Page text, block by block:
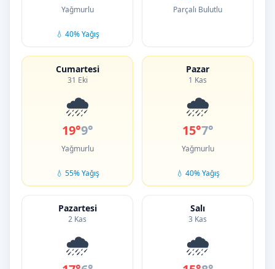
Yağmurlu
💧 40% Yağış
Parçalı Bulutlu
Cumartesi
31 Eki
🌧️
19°9°
Yağmurlu
💧 55% Yağış
Pazar
1 Kas
🌧️
15°7°
Yağmurlu
💧 40% Yağış
Pazartesi
2 Kas
🌧️
Salı
3 Kas
🌧️